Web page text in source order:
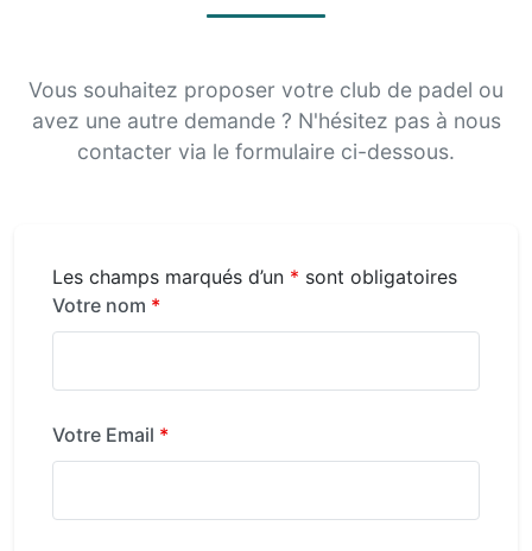
Vous souhaitez proposer votre club de padel ou
avez une autre demande ? N'hésitez pas à nous
contacter via le formulaire ci-dessous.
Les champs marqués d’un * sont obligatoires
Votre nom *
Votre Email *